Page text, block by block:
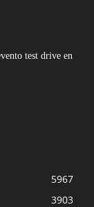
test drive en
5967
3903